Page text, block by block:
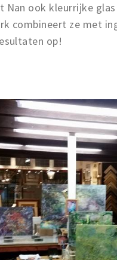
Nan ook kleurrijke
combineert ze met
op!